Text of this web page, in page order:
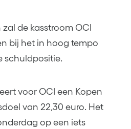
de kasstroom OCI
bij het in hoog tempo
schuldpositie.
voor OCI een Kopen
van 22,30 euro. Het
op een iets